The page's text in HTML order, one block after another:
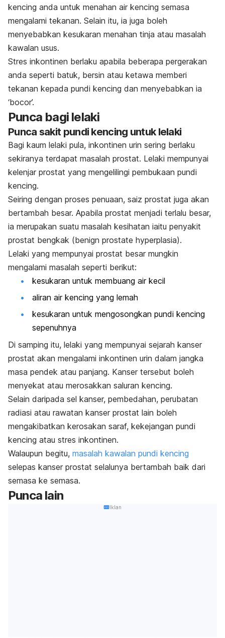
kencing anda untuk menahan air kencing semasa
mengalami tekanan. Selain itu, ia juga boleh
menyebabkan kesukaran menahan tinja atau masalah
kawalan usus.
Stres inkontinen berlaku apabila beberapa pergerakan
anda seperti batuk, bersin atau ketawa memberi
tekanan kepada pundi kencing dan menyebabkan ia
‘bocor’.
Punca bagi lelaki
Punca sakit pundi kencing untuk lelaki
Bagi kaum lelaki pula, inkontinen urin sering berlaku
sekiranya terdapat masalah prostat. Lelaki mempunyai
kelenjar prostat yang mengelilingi pembukaan pundi
kencing.
Seiring dengan proses penuaan, saiz prostat juga akan
bertambah besar. Apabila prostat menjadi terlalu besar,
ia merupakan suatu masalah kesihatan iaitu penyakit
prostat bengkak (benign prostate hyperplasia).
Lelaki yang mempunyai prostat besar mungkin
mengalami masalah seperti berikut:
kesukaran untuk membuang air kecil
aliran air kencing yang lemah
kesukaran untuk mengosongkan pundi kencing
sepenuhnya
Di samping itu, lelaki yang mempunyai sejarah kanser
prostat akan mengalami inkontinen urin dalam jangka
masa pendek atau panjang. Kanser tersebut boleh
menyekat atau merosakkan saluran kencing.
Selain daripada sel kanser, pembedahan, perubatan
radiasi atau rawatan kanser prostat lain boleh
mengakibatkan kerosakan saraf, kekejangan pundi
kencing atau stres inkontinen.
Walaupun begitu, masalah kawalan pundi kencing
selepas kanser prostat selalunya bertambah baik dari
semasa ke semasa.
Punca lain
Iklan